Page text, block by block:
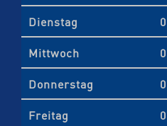
Dienstag
Mittwoch
Donnerstag
Freitag